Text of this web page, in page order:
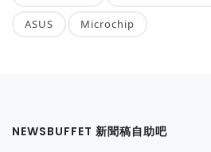
ASUS Microchip
NEWSBUFFET 新聞稿自助吧